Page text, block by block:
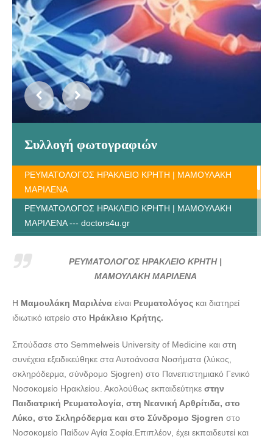
Συλλογή φωτογραφιών
ΡΕΥΜΑΤΟΛΟΓΟΣ ΗΡΑΚΛΕΙΟ ΚΡΗΤΗ | ΜΑΜΟΥΛΑΚΗ
ΜΑΡΙΛΕΝΑ
ΡΕΥΜΑΤΟΛΟΓΟΣ ΗΡΑΚΛΕΙΟ ΚΡΗΤΗ | ΜΑΜΟΥΛΑΚΗ
ΜΑΡΙΛΕΝΑ --- doctors4u.gr
ΜΑΡΙΛΕΝΑ --- doctors4u.gr
ΡΕΥΜΑΤΟΛΟΓΟΣ ΗΡΑΚΛΕΙΟ ΚΡΗΤΗ | ΜΑΜΟΥΛΑΚΗ
ΡΕΥΜΑΤΟΛΟΓΟΣ ΗΡΑΚΛΕΙΟ ΚΡΗΤΗ | ΜΑΜΟΥΛΑΚΗ
ΜΑΡΙΛΕΝΑ --- doctors4u.gr
ΡΕΥΜΑΤΟΛΟΓΟΣ ΗΡΑΚΛΕΙΟ ΚΡΗΤΗ | ΜΑΜΟΥΛΑΚΗ
ΜΑΡΙΛΕΝΑ --- doctors4u.gr
ΡΕΥΜΑΤΟΛΟΓΟΣ ΗΡΑΚΛΕΙΟ ΚΡΗΤΗ |
ΜΑΜΟΥΛΑΚΗ ΜΑΡΙΛΕΝΑ
Η Μαμουλάκη Μαριλένα είναι Ρευματολόγος και διατηρεί
ιδιωτικό ιατρείο στο Ηράκλειο Κρήτης.
Σπούδασε στο Semmelweis University of Medicine και στη
συνέχεια εξειδικεύθηκε στα Αυτοάνοσα Νοσήματα (λύκος,
σκληρόδερμα, σύνδρομο Sjogren) στο Πανεπιστημιακό Γενικό
Νοσοκομείο Ηρακλείου. Ακολούθως εκπαιδεύτηκε στην
Παιδιατρική Ρευματολογία, στη Νεανική Αρθρίτιδα, στο
Λύκο, στο Σκληρόδερμα και στο Σύνδρομο Sjogren στο
Νοσοκομείο Παίδων Αγία Σοφία.Επιπλέον, έχει εκπαιδευτεί και